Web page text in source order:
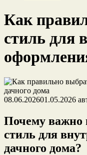
Как
стиль для
08.06.202601.05.2026
Почему важно
стиль для
дачного дома?